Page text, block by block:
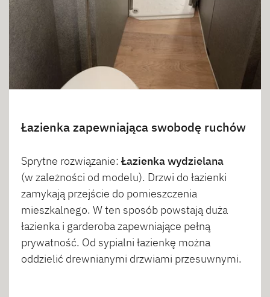
Łazienka zapewniająca swobodę ruchów
Sprytne rozwiązanie:Łazienka wydzielana
(w zależności od modelu). Drzwi do łazienki
zamykają przejście do pomieszczenia
mieszkalnego. W ten sposób powstają duża
łazienka i garderoba zapewniające pełną
prywatność. Od sypialni łazienkę można
oddzielić drewnianymi drzwiami przesuwnymi.